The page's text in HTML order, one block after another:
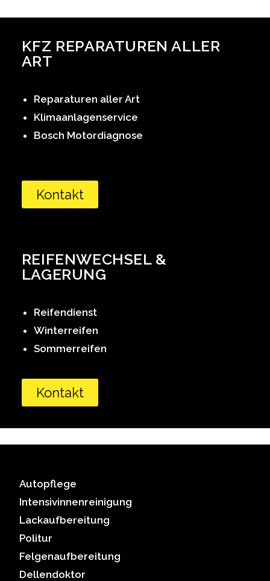
KFZ REPARATUREN ALLER
ART
Reparaturen aller Art
Klimaanlagenservice
Bosch Motordiagnose
Kontakt
REIFENWECHSEL &
LAGERUNG
Reifendienst
Winterreifen
Sommerreifen
Kontakt
Autopflege
Intensivinnenreinigung
Lackaufbereitung
Politur
Felgenaufbereitung
Dellendoktor